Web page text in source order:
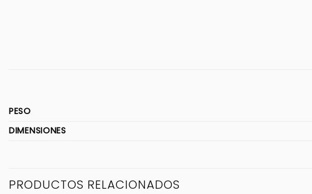
PESO
DIMENSIONES
PRODUCTOS RELACIONADOS